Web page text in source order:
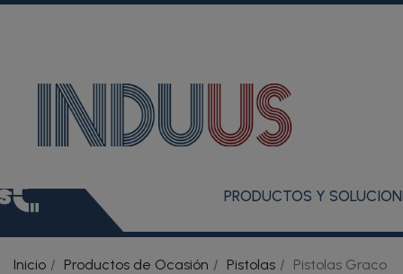
PRODUCTOS Y
Inicio Productos de Ocasión Pistolas Pistolas Graco